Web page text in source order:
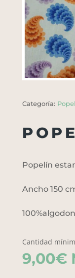
Categoría:
Popelín
Ancho 150
100%algodon
Cantidad
9,00€